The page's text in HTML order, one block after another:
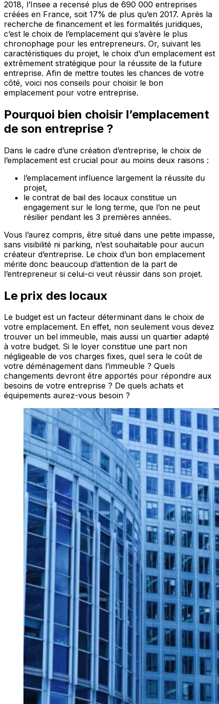
2018, l’Insee a recensé plus de 690 000 entreprises
créées en France, soit 17% de plus qu’en 2017. Après la
recherche de financement et les formalités juridiques,
c’est le choix de l’emplacement qui s’avère le plus
chronophage pour les entrepreneurs. Or, suivant les
caractéristiques du projet, le choix d’un emplacement est
extrêmement stratégique pour la réussite de la future
entreprise. Afin de mettre toutes les chances de votre
côté, voici nos conseils pour choisir le bon
emplacement pour votre entreprise.
Pourquoi bien choisir l’emplacement
de son entreprise ?
Dans le cadre d’une création d’entreprise, le choix de
l’emplacement est crucial pour au moins deux raisons :
l’emplacement influence largement la réussite du
projet,
le contrat de bail des locaux constitue un
engagement sur le long terme, que l’on ne peut
résilier pendant les 3 premières années.
Vous l’aurez compris, être situé dans une petite impasse,
sans visibilité ni parking, n’est souhaitable pour aucun
créateur d’entreprise. Le choix d’un bon emplacement
mérite donc beaucoup d’attention de la part de
l’entrepreneur si celui-ci veut réussir dans son projet.
Le prix des locaux
Le budget est un facteur déterminant dans le choix de
votre emplacement. En effet, non seulement vous devez
trouver un bel immeuble, mais aussi un quartier adapté
à votre budget. Si le loyer constitue une part non
négligeable de vos charges fixes, quel sera le coût de
votre déménagement dans l’immeuble ? Quels
changements devront être apportés pour répondre aux
besoins de votre entreprise ? De quels achats et
équipements aurez-vous besoin ?